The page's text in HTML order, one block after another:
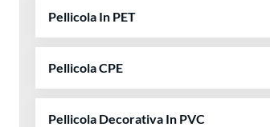
Pellicola In PET
Pellicola CPE
Pellicola Decorativa In PVC